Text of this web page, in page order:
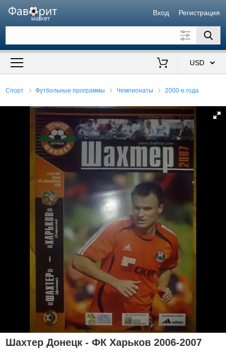
Вход Регистрация
Искать также в описании
Спорт Футбольные программы Чемпионаты 2000-е года
Шахтер Донецк - ФК Харьков 2006-2007